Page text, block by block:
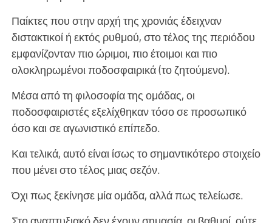
Παίκτες που στην αρχή της χρονιάς έδειχναν
διστακτικοί ή εκτός ρυθμού, στο τέλος της περιόδου
εμφανίζονταν πιο ώριμοι, πιο έτοιμοι και πιο
ολοκληρωμένοι ποδοσφαιρικά (το ζητούμενο).
Μέσα από τη φιλοσοφία της ομάδας, οι
ποδοσφαιριστές εξελίχθηκαν τόσο σε προσωπικό
όσο και σε αγωνιστικό επίπεδο.
Και τελικά, αυτό είναι ίσως το σημαντικότερο στοιχείο
που μένει στο τέλος μιας σεζόν.
Όχι πως ξεκίνησε μία ομάδα, αλλά πως τελείωσε.